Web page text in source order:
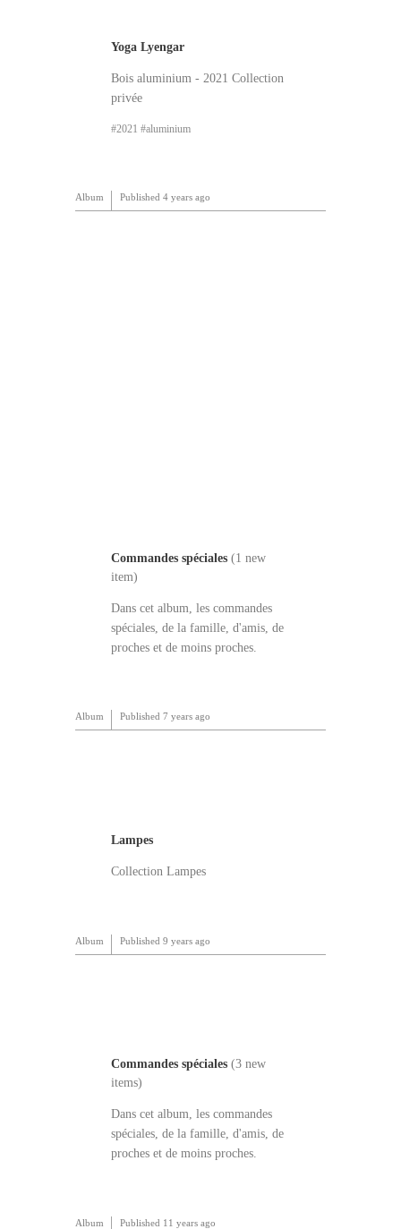
Yoga Lyengar
Bois aluminium - 2021 Collection
privée
2021 aluminium
Album Published 4 years ago
Commandes spéciales (1 new
item)
Dans cet album, les commandes
spéciales, de la famille, d'amis, de
proches et de moins proches.
Album Published 7 years ago
Lampes
Collection Lampes
Album Published 9 years ago
Commandes spéciales (3 new
items)
Dans cet album, les commandes
spéciales, de la famille, d'amis, de
proches et de moins proches.
Album Published 11 years ago